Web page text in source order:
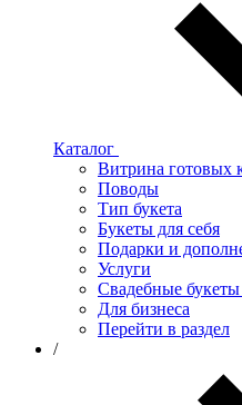
Каталог
Витрина готовых
Поводы
Тип букета
Букеты для себя
Подарки и
Услуги
Свадебные
Для бизнеса
Перейти в раздел
/